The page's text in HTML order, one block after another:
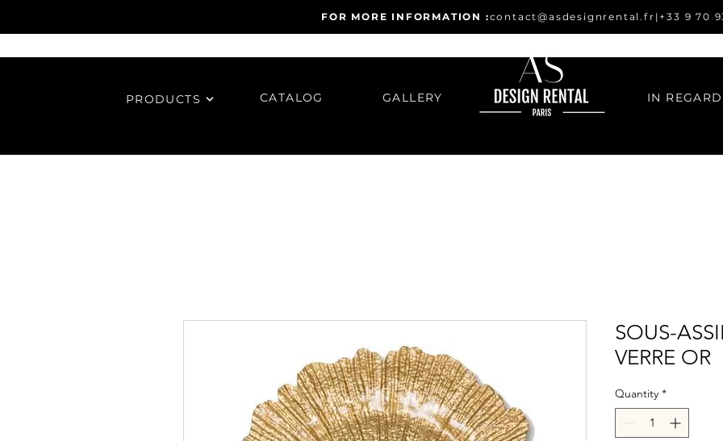
FOR MORE INFORMATION :contact@asdesignrental.fr | +33 9 70
PRODUCTS CATALOG GALLERY
SOUS-
VERRE OR
Quantity *